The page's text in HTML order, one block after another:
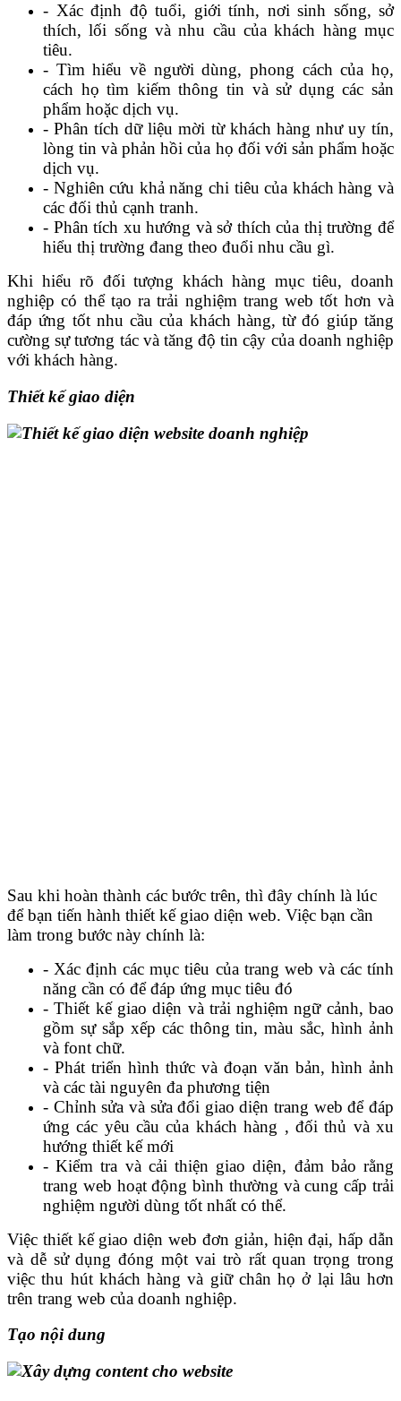
- Xác định độ tuổi, giới tính, nơi sinh sống, sở
thích, lối sống và nhu cầu của khách hàng mục
tiêu.
- Tìm hiểu về người dùng, phong cách của họ,
cách họ tìm kiếm thông tin và sử dụng các sản
phẩm hoặc dịch vụ.
- Phân tích dữ liệu mời từ khách hàng như uy tín,
lòng tin và phản hồi của họ đối với sản phẩm hoặc
dịch vụ.
- Nghiên cứu khả năng chi tiêu của khách hàng và
các đối thủ cạnh tranh.
- Phân tích xu hướng và sở thích của thị trường để
hiểu thị trường đang theo đuổi nhu cầu gì.
Khi hiểu rõ đối tượng khách hàng mục tiêu, doanh
nghiệp có thể tạo ra trải nghiệm trang web tốt hơn và
đáp ứng tốt nhu cầu của khách hàng, từ đó giúp tăng
cường sự tương tác và tăng độ tin cậy của doanh nghiệp
với khách hàng.
Thiết kế giao diện
Sau khi hoàn thành các bước trên, thì đây chính là lúc
để bạn tiến hành thiết kế giao diện web. Việc bạn cần
làm trong bước này chính là:
- Xác định các mục tiêu của trang web và các tính
năng cần có để đáp ứng mục tiêu đó
- Thiết kế giao diện và trải nghiệm ngữ cảnh, bao
gồm sự sắp xếp các thông tin, màu sắc, hình ảnh
và font chữ.
- Phát triển hình thức và đoạn văn bản, hình ảnh
và các tài nguyên đa phương tiện
- Chỉnh sửa và sửa đổi giao diện trang web để đáp
ứng các yêu cầu của khách hàng , đối thủ và xu
hướng thiết kế mới
- Kiểm tra và cải thiện giao diện, đảm bảo rằng
trang web hoạt động bình thường và cung cấp trải
nghiệm người dùng tốt nhất có thể.
Việc thiết kế giao diện web đơn giản, hiện đại, hấp dẫn
và dễ sử dụng đóng một vai trò rất quan trọng trong
việc thu hút khách hàng và giữ chân họ ở lại lâu hơn
trên trang web của doanh nghiệp.
Tạo nội dung